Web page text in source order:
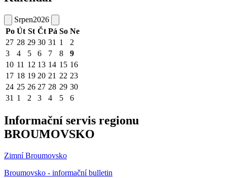
Srpen2026
Po Út St Čt Pá So Ne
27 28 29 30 31 1
2
3
4 5 6 7 8
9
10 11 12 13 14 15 16
17 18 19 20 21 22 23
24 25 26 27 28 29 30
31 1 2 3 4 5 6
Informační servis regionu
BROUMOVSKO
Zimní Broumovsko
Broumovsko - informační bulletin